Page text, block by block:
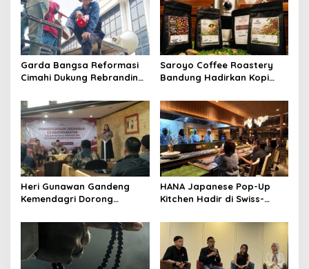
Garda Bangsa Reformasi
Cimahi Dukung Rebranding
Harus Diikuti Reformasi
Pelayanan
Saroyo Coffee Roastery
Bandung Hadirkan Kopi
Rasa Khas Nusantara
Heri Gunawan Gandeng
Kemendagri Dorong
Sukabumi
HANA Japanese Pop-Up
Kitchen Hadir di Swiss-
Bandung, Tawarkan
Pengalaman Omakase
Eksklusif